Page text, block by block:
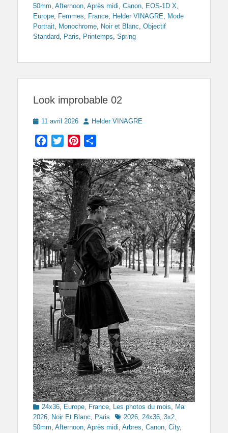
50mm Afternoon Après midi Canon EOS-1D X
Europe
Femmes France Helder VINAGRE
Mode
Portrait
Monochrome Noir et Blanc Objectif
Standard
Paris Printemps Spring
Look improbable 02
Posted
11 avril 2026 AuthorHelder VINAGRE
Facebook
TwitterPinterest
Categories
24x36, Europe, France, Les photos du mois, Mai
2026, Noir Et Blanc, Paris Tags2026, 24x36, 3x2,
50mm, Afternoon, Après midi, Arbres, Canon, City,